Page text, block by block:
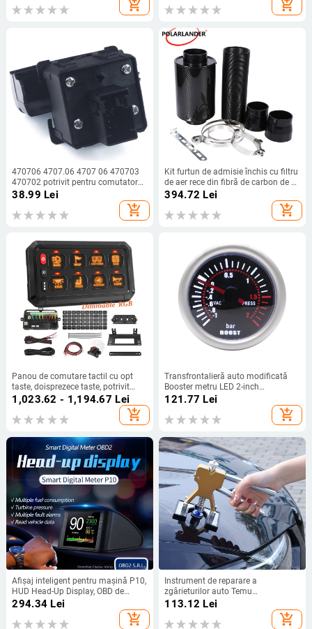
add_shopping_cart add_shopping_cart
470706 4707.06 4707 06 470703
470702 potrivit pentru comutatorul
frânei de mână electronice Peugeot
38.99 Lei
add_shopping_cart
Kit furtun de admisie închis cu filtru
de aer rece din fibră de carbon de 3
inci
394.72 Lei
add_shopping_cart
Panou de comutare tactil cu opt
taste, doisprezece taste, potrivit
pentru modificarea iahturilor RV,
Jeep, culoare reglabilă RGB, opt
direcții
1,023.62 - 1,194.67 Lei
add_shopping_cart
Transfrontalieră auto modificată
Booster metru LED 2-inch
12V52Mm bar universal ochelari de
soare mat inel Booster metru
121.77 Lei
add_shopping_cart
Afișaj inteligent pentru mașină P10,
HUD Head-Up Display, OBD de
înaltă definiție, LCD portabil, pentru
294.34 Lei
add_shopping_cart
Instrument de reparare a
zgârieturilor auto Temu
Consignation, extractor de tablă
metalică pentru caroserie, pachet
de instrumente pentru repararea
113.12 Lei
add_shopping_cart